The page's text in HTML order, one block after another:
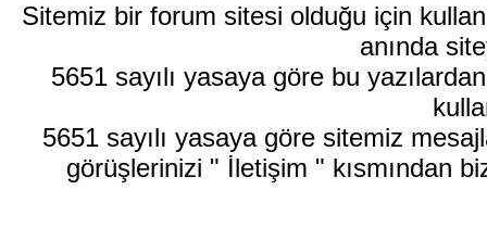
Sitemiz bir forum sitesi olduğu için
anında
5651 sayılı yasaya göre bu
5651 sayılı yasaya göre sitemiz
görüşlerinizi " İletişim " kısmından